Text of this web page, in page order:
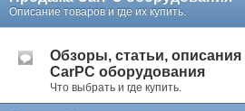
Описание товаров и где их купить.
Обзоры, статьи, описания
CarPC оборудования
Что выбрать и где купить.